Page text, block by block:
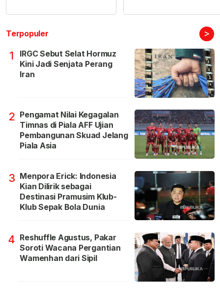
Terpopuler >
1
IRGC Sebut Selat Hormuz
Kini Jadi Senjata Perang
Iran
2 Pengamat Nilai Kegagalan
Timnas di Piala AFF Ujian
Pembangunan Skuad Jelang
Piala Asia
3 Menpora Erick: Indonesia
Kian Dilirik sebagai
Destinasi Pramusim Klub-
Klub Sepak Bola Dunia
4 Reshuffle Agustus, Pakar
Soroti Wacana Pergantian
Wamenhan dari Sipil